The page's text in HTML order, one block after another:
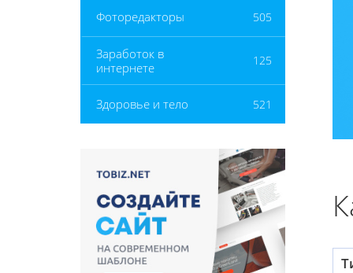
Фоторедакторы 505
Заработок в
интернете
125
Здоровье и тело 521